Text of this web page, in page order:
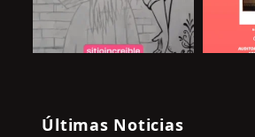
Últimas Noticias